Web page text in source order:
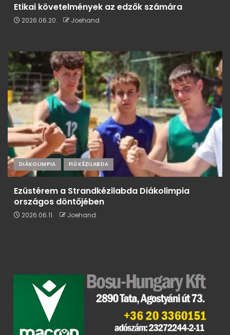
Etikai követelmények az edzők számára
2026.06.20. Joehand
DIÁKOLIMPIA FIÚ KÉZILABDA
Ezüstérem a Strandkézilabda Diákolimpia
országos döntőjében
2026.06.11. Joehand